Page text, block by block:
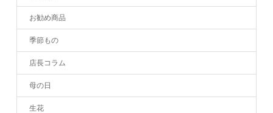
お勧め商品
季節もの
店長コラム
母の日
生花